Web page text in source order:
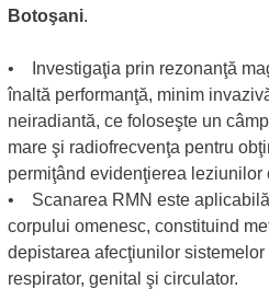
Botoşani.
• Investigaţia prin rezonanţă
înaltă performanţă, minim
neiradiantă, ce foloseşte un
mare şi radiofrecvenţa pentru
permiţând evidenţierea leziunilor
• Scanarea RMN este
corpului omenesc, constituind
depistarea afecţiunilor
respirator, genital şi circulator.